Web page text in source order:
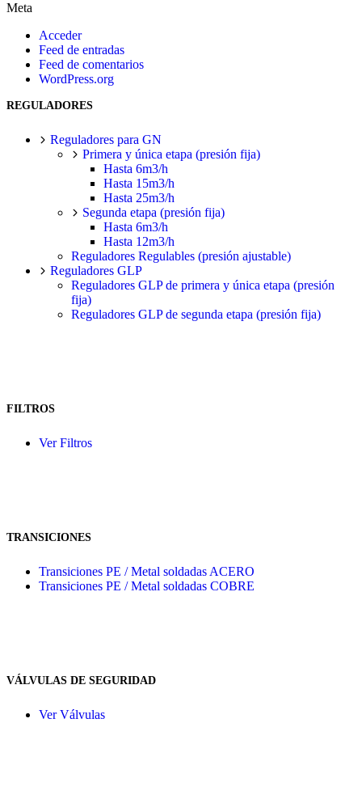
Meta
Acceder
Feed de entradas
Feed de comentarios
WordPress.org
REGULADORES
Reguladores para GN
Primera y única etapa (presión fija)
Hasta 6m3/h
Hasta 15m3/h
Hasta 25m3/h
Segunda etapa (presión fija)
Hasta 6m3/h
Hasta 12m3/h
Reguladores Regulables (presión ajustable)
Reguladores GLP
Reguladores GLP de primera y única etapa (presión
fija)
Reguladores GLP de segunda etapa (presión fija)
FILTROS
Ver Filtros
TRANSICIONES
Transiciones PE / Metal soldadas ACERO
Transiciones PE / Metal soldadas COBRE
VÁLVULAS DE SEGURIDAD
Ver Válvulas